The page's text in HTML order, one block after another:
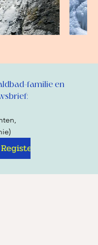
familie en
Register